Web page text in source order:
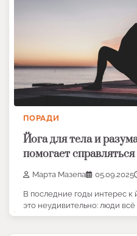
ПОРАДИ
Йога для тела и
помогает
Марта Мазепа 05.09.2025
В последние годы интерес к
это неудивительно: люди всё